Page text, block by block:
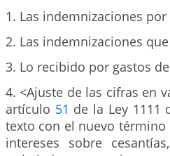
1. Las indemnizaciones
2. Las indemnizaciones
3. Lo recibido por gastos
4. <Ajuste de las cifras en
artículo 51 de la Ley 1111
texto con el nuevo término
intereses sobre